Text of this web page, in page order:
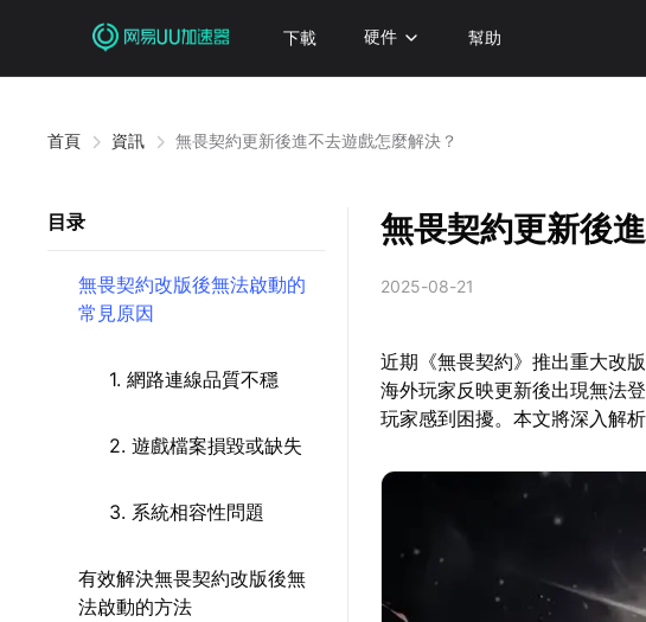
下載 硬件 幫助
首頁 資訊 無畏契約更新後進不去遊戲怎麼解決？
目录
無畏契約改版後無法啟動的
常見原因
1. 網路連線品質不穩
2. 遊戲檔案損毀或缺失
3. 系統相容性問題
有效解決無畏契約改版後無
法啟動的方法
無畏契約更新後
2025-08-21
近期《無畏契約》推出重大改
海外玩家反映更新後出現無法
玩家感到困擾。本文將深入解